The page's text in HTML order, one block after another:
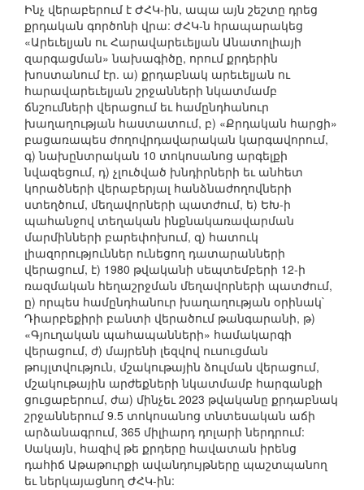
Ինչ վերաբերում է ԺՀԿ-ին, ապա այն շեշտը դրեց
քրդական գործոնի վրա: ԺՀԿ-ն հրապարակեց
«Արեւելյան ու Հարավարեւելյան Անատոլիայի
զարգացման» նախագիծը, որում քրդերին
խոստանում էր. ա) քրդաբնակ արեւելյան ու
հարավարեւելյան շրջանների նկատմամբ
ճնշումների վերացում եւ համընդհանուր
խաղաղության հաստատում, բ) «Քրդական հարցի»
բացառապես ժողովրդավարական կարգավորում,
գ) նախընտրական 10 տոկոսանոց արգելքի
նվազեցում, դ) չլուծված խնդիրների եւ անհետ
կորածների վերաբերյալ հանձնաժողովների
ստեղծում, մեղավորների պատժում, ե) ԵԽ-ի
պահանջով տեղական ինքնակառավարման
մարմինների բարեփոխում, զ) հատուկ
լիազորություններ ունեցող դատարանների
վերացում, է) 1980 թվականի սեպտեմբերի 12-ի
ռազմական հեղաշրջման մեղավորների պատժում,
ը) որպես համընդհանուր խաղաղության օրինակ`
Դիարբեքիրի բանտի վերածում թանգարանի, թ)
«Գյուղական պահապանների» համակարգի
վերացում, ժ) մայրենի լեզվով ուսուցման
թույլտվություն, մշակութային ձուլման վերացում,
մշակութային արժեքների նկատմամբ հարգանքի
ցուցաբերում, ժա) մինչեւ 2023 թվականը քրդաբնակ
շրջաններում 9.5 տոկոսանոց տնտեսական աճի
արձանագրում, 365 միլիարդ դոլարի ներդրում:
Սակայն, հազիվ թե քրդերը հավատան իրենց
դահիճ Աթաթուրքի ավանդույթները պաշտպանող
եւ ներկայացնող ԺՀԿ-ին: